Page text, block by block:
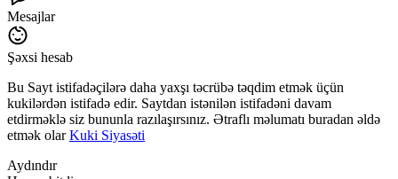
Mesajlar
Şəxsi hesab
Bu Sayt istifadəçilərə daha yaxşı təcrübə təqdim etmək üçün
kukilərdən istifadə edir. Saytdan istənilən istifadəni davam
etdirməklə siz bununla razılaşırsınız. Ətraflı məlumatı buradan əldə
etmək olarKuki Siyasəti
Aydındır